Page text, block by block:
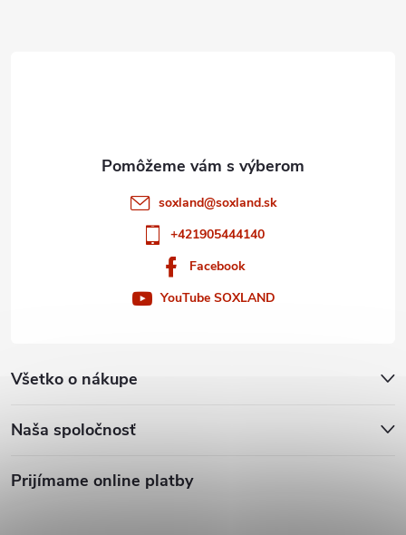
soxland@soxland.sk
+421905444140
Facebook
YouTube SOXLAND
Všetko o nákupe
Naša spoločnosť
Prijímame online platby